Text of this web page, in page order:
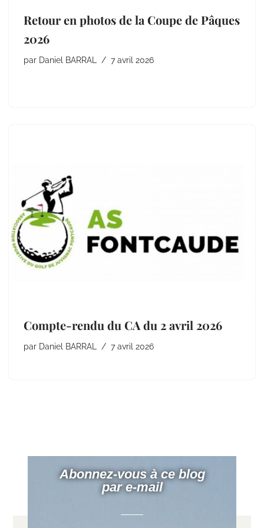
Retour en photos de la Coupe de Pâques
2026
par Daniel BARRAL 7 avril 2026
Compte-rendu du CA du 2 avril 2026
par Daniel BARRAL 7 avril 2026
Abonnez-vous à ce blog
par e-mail